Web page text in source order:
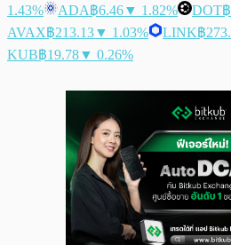
1.43%
ADA฿6.46▼ 1.82% DOT
AVAX฿213.13▼ 1.03% LINK฿
KUB฿19.78▼ 0.26%